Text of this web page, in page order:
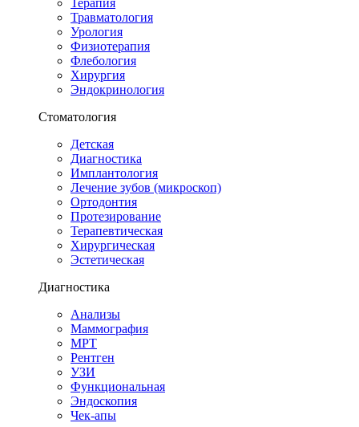
Терапия
Травматология
Урология
Физиотерапия
Флебология
Хирургия
Эндокринология
Стоматология
Детская
Диагностика
Имплантология
Лечение зубов (микроскоп)
Ортодонтия
Протезирование
Терапевтическая
Хирургическая
Эстетическая
Диагностика
Анализы
Маммография
МРТ
Рентген
УЗИ
Функциональная
Эндоскопия
Чек-апы